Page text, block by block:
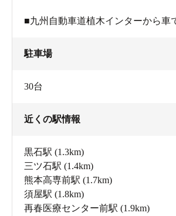
■九州自動車道植木インターから車
駐車場
30台
近くの駅情報
黒石駅 (1.3km)
三ツ石駅 (1.4km)
熊本高専前駅 (1.7km)
須屋駅 (1.8km)
再春医療センター前駅 (1.9km)